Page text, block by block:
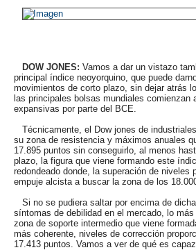
DOW JONES: Vamos a dar un vistazo
principal índice neoyorquino, que puede
movimientos de corto plazo, sin dejar atrás
las principales bolsas mundiales comienzan
expansivas por parte del BCE.
Técnicamente, el Dow jones de
su zona de resistencia y máximos anuales
17.895 puntos sin conseguirlo, al menos
plazo, la figura que viene formando este
redondeado donde, la superación de niveles
empuje alcista a buscar la zona de los
Si no se pudiera saltar por encima de
síntomas de debilidad en el mercado, lo
zona de soporte intermedio que viene
más coherente, niveles de corrección
17.413 puntos. Vamos a ver de qué es